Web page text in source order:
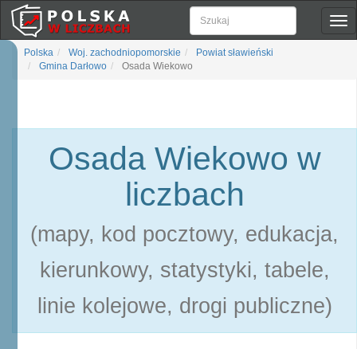
Polska Woj. zachodniopomorskie
Powiat sławieński
Gmina Darłowo
Osada Wiekowo
Osada Wiekowo w
liczbach
(mapy, kod pocztowy, edukacja,
kierunkowy, statystyki, tabele,
linie kolejowe, drogi publiczne)